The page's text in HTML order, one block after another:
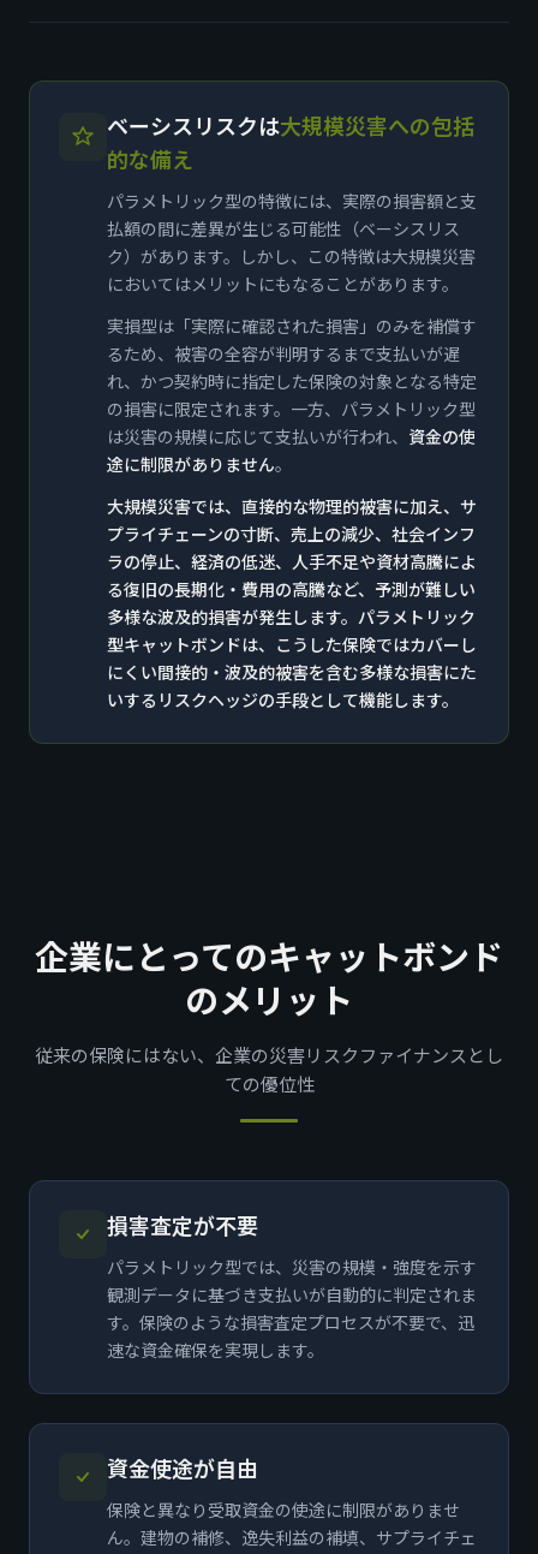
ベーシスリスクは大規模災害への包括
的な備え
パラメトリック型の特徴には、実際の損害額と支
払額の間に差異が生じる可能性（ベーシスリス
ク）があります。しかし、この特徴は大規模災害
においてはメリットにもなることがあります。
実損型は「実際に確認された損害」のみを補償す
るため、被害の全容が判明するまで支払いが遅
れ、かつ契約時に指定した保険の対象となる特定
の損害に限定されます。一方、パラメトリック型
は災害の規模に応じて支払いが行われ、 資金の使
途に制限がありません。
大規模災害では、直接的な物理的被害に加え、サ
プライチェーンの寸断、売上の減少、社会インフ
ラの停止、経済の低迷、人手不足や資材高騰によ
る復旧の長期化・費用の高騰など、予測が難しい
多様な波及的損害が発生します。パラメトリック
型キャットボンドは、こうした保険ではカバーし
にくい間接的・波及的被害を含む多様な損害にた
いするリスクヘッジの手段として機能します。
企業にとってのキャットボンド
のメリット
従来の保険にはない、企業の災害リスクファイナンスとし
ての優位性
損害査定が不要
パラメトリック型では、災害の規模・強度を示す
観測データに基づき支払いが自動的に判定されま
す。保険のような損害査定プロセスが不要で、迅
速な資金確保を実現します。
資金使途が自由
保険と異なり受取資金の使途に制限がありませ
ん。建物の補修、逸失利益の補填、サプライチェ